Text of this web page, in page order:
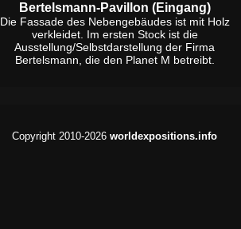
Bertelsmann-Pavillon (Eingang)
Die Fassade des Nebengebäudes ist mit Holz
verkleidet. Im ersten Stock ist die
Ausstellung/Selbstdarstellung der Firma
Bertelsmann, die den Planet M betreibt.
Copyright 2010-2026 worldexpositions.info